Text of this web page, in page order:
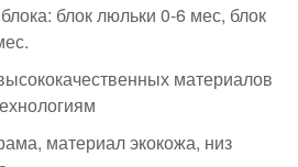
блок люльки 0-6 мес, блок
материалов
материал экокожа, низ